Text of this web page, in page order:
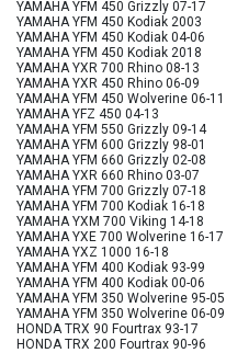
YAMAHA YFM 450 Grizzly 07-17
YAMAHA YFM 450 Kodiak 2003
YAMAHA YFM 450 Kodiak 04-06
YAMAHA YFM 450 Kodiak 2018
YAMAHA YXR 700 Rhino 08-13
YAMAHA YXR 450 Rhino 06-09
YAMAHA YFM 450 Wolverine 06-11
YAMAHA YFZ 450 04-13
YAMAHA YFM 550 Grizzly 09-14
YAMAHA YFM 600 Grizzly 98-01
YAMAHA YFM 660 Grizzly 02-08
YAMAHA YXR 660 Rhino 03-07
YAMAHA YFM 700 Grizzly 07-18
YAMAHA YFM 700 Kodiak 16-18
YAMAHA YXM 700 Viking 14-18
YAMAHA YXE 700 Wolverine 16-17
YAMAHA YXZ 1000 16-18
YAMAHA YFM 400 Kodiak 93-99
YAMAHA YFM 400 Kodiak 00-06
YAMAHA YFM 350 Wolverine 95-05
YAMAHA YFM 350 Wolverine 06-09
HONDA TRX 90 Fourtrax 93-17
HONDA TRX 200 Fourtrax 90-96